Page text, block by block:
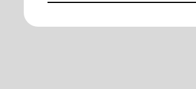
NMTDD26R30R034579